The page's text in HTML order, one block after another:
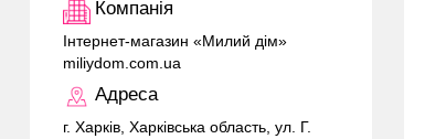
Компанія
Інтернет-магазин «Милий дім»
miliydom.com.ua
Адреса
г. Харків, Харківська область, ул. Г.